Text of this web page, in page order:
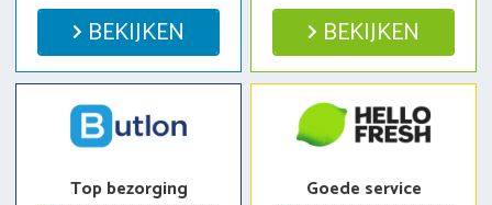
BEKIJKEN BEKIJKEN
Top bezorging
Goede service